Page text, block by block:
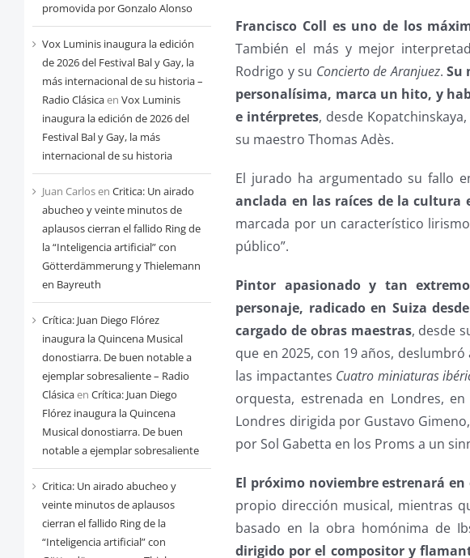
promovida por Gonzalo Alonso
Vox Luminis inaugura la edición
de 2026 del Festival Bal y Gay, la
más internacional de su historia –
Radio Clásicaen Vox Luminis
inaugura la edición de 2026 del
Festival Bal y Gay, la más
internacional de su historia
Juan Carlosen Critica: Un airado
abucheo y veinte minutos de
aplausos cierran el fallido Ring de
la “Inteligencia artificial” con
Götterdämmerung y Thielemann
en Bayreuth
Crítica: Juan Diego Flórez
inaugura la Quincena Musical
donostiarra. De buen notable a
ejemplar sobresaliente – Radio
Clásicaen Crítica: Juan Diego
Flórez inaugura la Quincena
Musical donostiarra. De buen
notable a ejemplar sobresaliente
Critica: Un airado abucheo y
veinte minutos de aplausos
cierran el fallido Ring de la
“Inteligencia artificial” con
Francisco Coll es uno de los
También el más y mejor
Rodrigo y su Concierto de Aranjuez. Su
personalísima, marca un hito, y
e intérpretes, desde
su maestro Thomas Adès.
El jurado ha argumentado su fallo
anclada en las raíces de la cultura
marcada por un característico
público”.
Pintor apasionado y tan
personaje, radicado en Suiza
cargado de obras maestras, desde
que en 2025, con 19 años,
las impactantes Cuatro miniaturas
orquesta, estrenada en Londres,
Londres dirigida por Gustavo
por Sol Gabetta en los Proms a un
El próximo noviembre estrenará
propio dirección musical, mientras
basado en la obra homónima de
dirigido por el compositor y